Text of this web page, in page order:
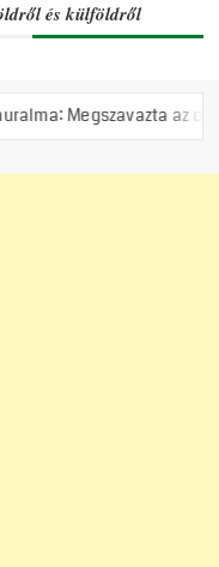
és külföldről
az országgyűlés a